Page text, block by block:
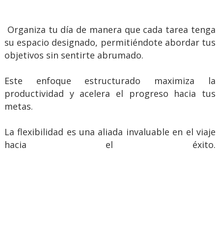
Organiza tu día de manera que cada tarea tenga
su espacio designado, permitiéndote abordar tus
objetivos sin sentirte abrumado.
Este enfoque estructurado maximiza la
productividad y acelera el progreso hacia tus
metas.
La flexibilidad es una aliada invaluable en el viaje
hacia el éxito.